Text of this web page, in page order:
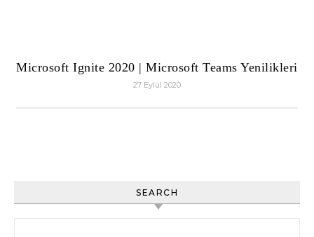
Microsoft Ignite 2020 | Microsoft Teams Yenilikleri
27 Eylül 2020
SEARCH